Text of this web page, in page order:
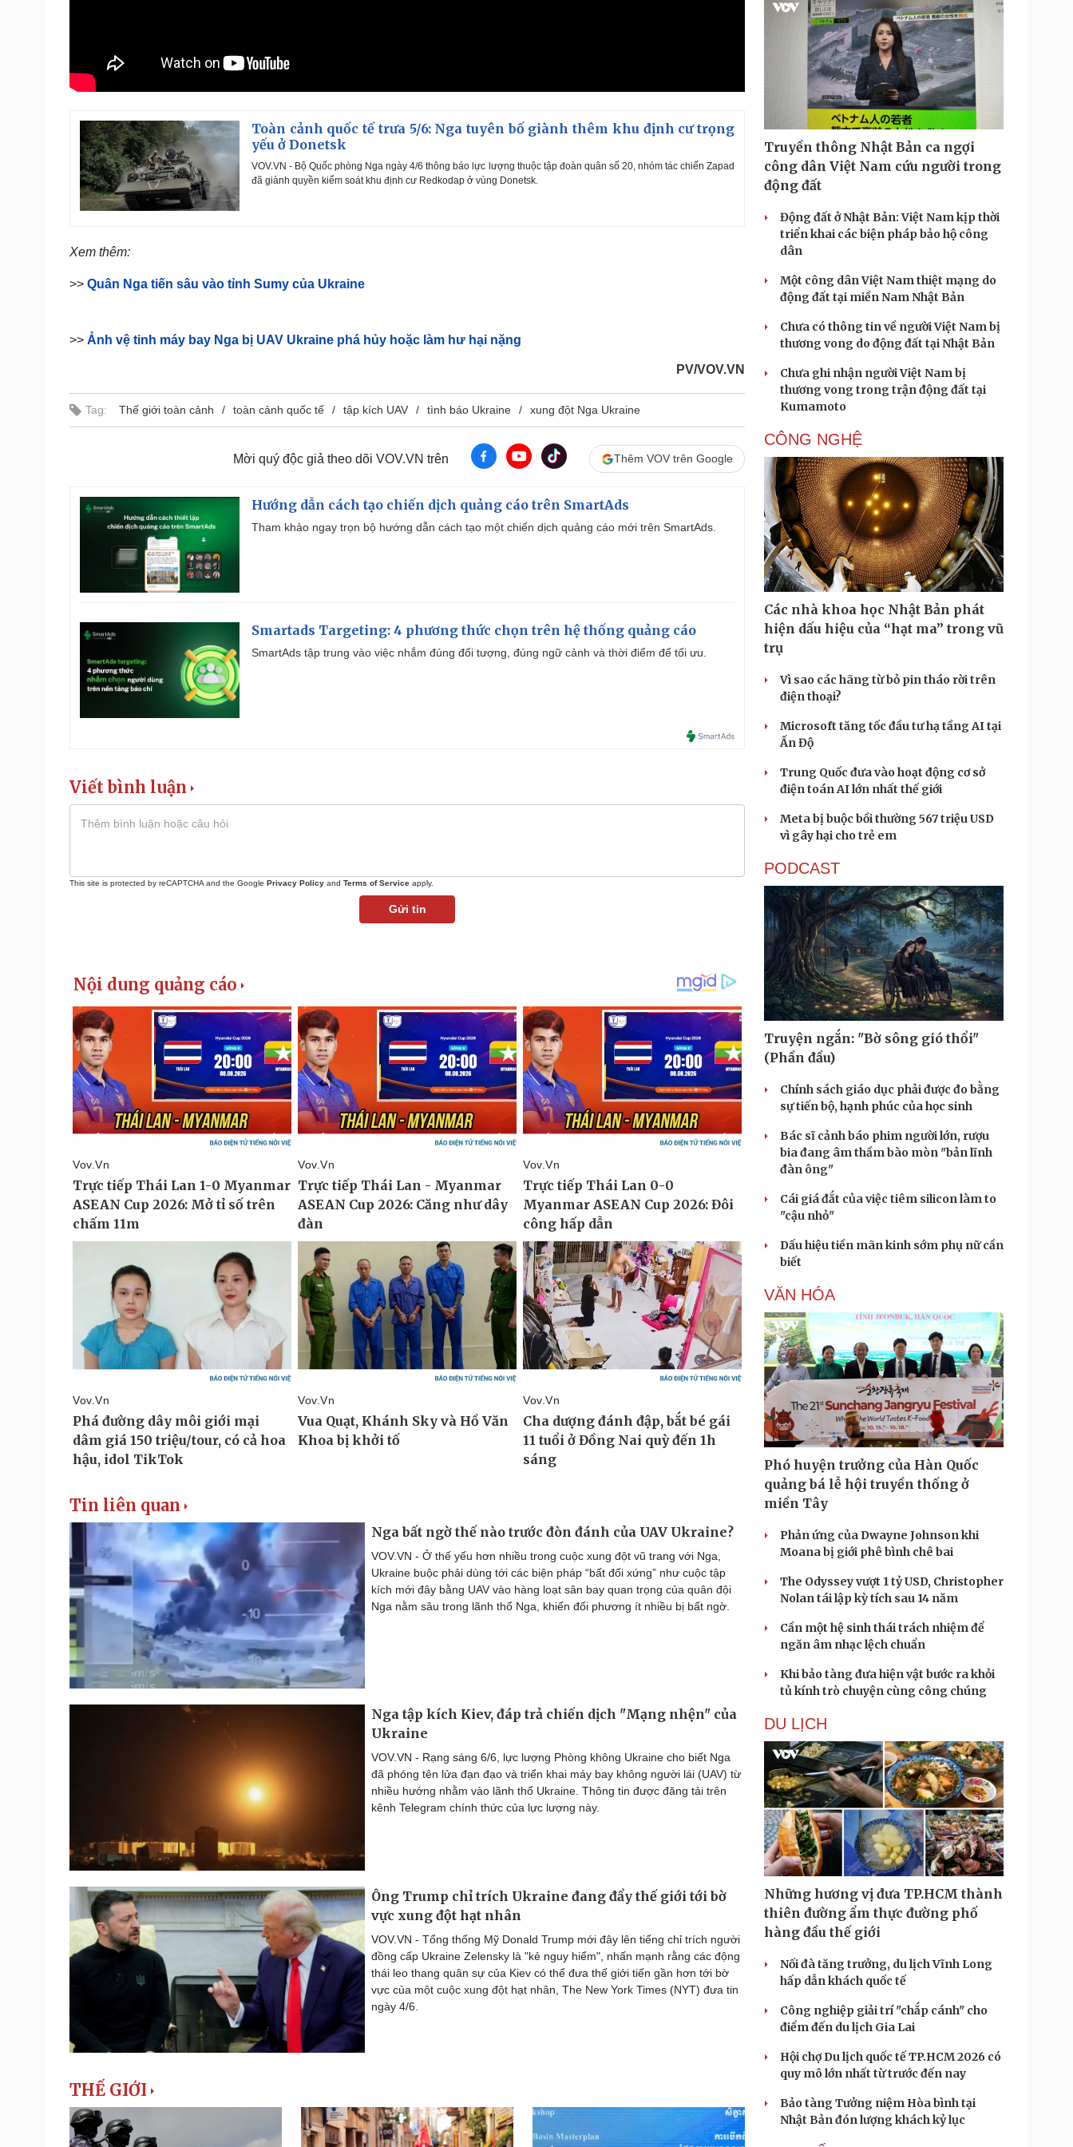
Toàn cảnh quốc tế trưa 5/6: Nga tuyên bố giành thêm khu định cư trọng
yếu ở Donetsk
VOV.VN - Bộ Quốc phòng Nga ngày 4/6 thông báo lực lượng thuộc tập đoàn quân số 20, nhóm tác chiến Zapad
đã giành quyền kiểm soát khu định cư Redkodap ở vùng Donetsk.
Xem thêm:
>> Quân Nga tiến sâu vào tỉnh Sumy của Ukraine
>> Ảnh vệ tinh máy bay Nga bị UAV Ukraine phá hủy hoặc làm hư hại nặng
PV/VOV.VN
Tag: Thế giới toàn cảnh toàn cảnh quốc tế tập kích UAV tình báo Ukraine xung đột Nga Ukraine
Mời quý độc giả theo dõi VOV.VN trên Thêm VOV trên Google
Hướng dẫn cách tạo chiến dịch quảng cáo trên SmartAds
Tham khảo ngay trọn bộ hướng dẫn cách tạo một chiến dịch quảng cáo mới trên SmartAds.
Smartads Targeting: 4 phương thức chọn trên hệ thống quảng cáo
SmartAds tập trung vào việc nhắm đúng đối tượng, đúng ngữ cảnh và thời điểm để tối ưu.
Viết bình luận
This site is protected by reCAPTCHA and the Google Privacy Policy and Terms of Service apply.
Gửi tin
Tin liên quan
Nga bất ngờ thế nào trước đòn đánh của UAV Ukraine?
VOV.VN - Ở thế yếu hơn nhiều trong cuộc xung đột vũ trang với Nga,
Ukraine buộc phải dùng tới các biện pháp “bất đối xứng” như cuộc tập
kích mới đây bằng UAV vào hàng loạt sân bay quan trọng của quân đội
Nga nằm sâu trong lãnh thổ Nga, khiến đối phương ít nhiều bị bất ngờ.
Nga tập kích Kiev, đáp trả chiến dịch "Mạng nhện" của
Ukraine
VOV.VN - Rạng sáng 6/6, lực lượng Phòng không Ukraine cho biết Nga
đã phóng tên lửa đạn đạo và triển khai máy bay không người lái (UAV) từ
nhiều hướng nhằm vào lãnh thổ Ukraine. Thông tin được đăng tải trên
kênh Telegram chính thức của lực lượng này.
Ông Trump chỉ trích Ukraine đang đẩy thế giới tới bờ
vực xung đột hạt nhân
VOV.VN - Tổng thống Mỹ Donald Trump mới đây lên tiếng chỉ trích người
đồng cấp Ukraine Zelensky là "kẻ nguy hiểm", nhấn mạnh rằng các động
thái leo thang quân sự của Kiev có thể đưa thế giới tiến gần hơn tới bờ
vực của một cuộc xung đột hạt nhân, The New York Times (NYT) đưa tin
ngày 4/6.
THẾ GIỚI
Truyền thông Nhật Bản ca ngợi
công dân Việt Nam cứu người trong
động đất
Động đất ở Nhật Bản: Việt Nam kịp thời
triển khai các biện pháp bảo hộ công
dân
Một công dân Việt Nam thiệt mạng do
động đất tại miền Nam Nhật Bản
Chưa có thông tin về người Việt Nam bị
thương vong do động đất tại Nhật Bản
Chưa ghi nhận người Việt Nam bị
thương vong trong trận động đất tại
Kumamoto
CÔNG NGHỆ
Các nhà khoa học Nhật Bản phát
hiện dấu hiệu của “hạt ma” trong vũ
trụ
Vì sao các hãng từ bỏ pin tháo rời trên
điện thoại?
Microsoft tăng tốc đầu tư hạ tầng AI tại
Ấn Độ
Trung Quốc đưa vào hoạt động cơ sở
điện toán AI lớn nhất thế giới
Meta bị buộc bồi thường 567 triệu USD
vì gây hại cho trẻ em
PODCAST
Truyện ngắn: "Bờ sông gió thổi"
(Phần đầu)
Chính sách giáo dục phải được đo bằng
sự tiến bộ, hạnh phúc của học sinh
Bác sĩ cảnh báo phim người lớn, rượu
bia đang âm thầm bào mòn "bản lĩnh
đàn ông"
Cái giá đắt của việc tiêm silicon làm to
"cậu nhỏ"
Dấu hiệu tiền mãn kinh sớm phụ nữ cần
biết
VĂN HÓA
Phó huyện trưởng của Hàn Quốc
quảng bá lễ hội truyền thống ở
miền Tây
Phản ứng của Dwayne Johnson khi
Moana bị giới phê bình chê bai
The Odyssey vượt 1 tỷ USD, Christopher
Nolan tái lập kỳ tích sau 14 năm
Cần một hệ sinh thái trách nhiệm để
ngăn âm nhạc lệch chuẩn
Khi bảo tàng đưa hiện vật bước ra khỏi
tủ kính trò chuyện cùng công chúng
DU LỊCH
Những hương vị đưa TP.HCM thành
thiên đường ẩm thực đường phố
hàng đầu thế giới
Nối đà tăng trưởng, du lịch Vĩnh Long
hấp dẫn khách quốc tế
Công nghiệp giải trí "chắp cánh" cho
điểm đến du lịch Gia Lai
Hội chợ Du lịch quốc tế TP.HCM 2026 có
quy mô lớn nhất từ trước đến nay
Bảo tàng Tưởng niệm Hòa bình tại
Nhật Bản đón lượng khách kỷ lục